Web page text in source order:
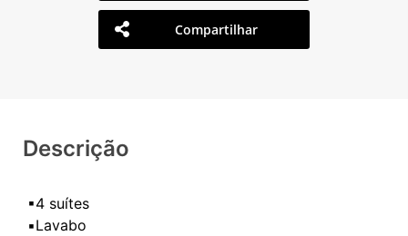
Compartilhar
Descrição
▪4 suítes
▪️Lavabo